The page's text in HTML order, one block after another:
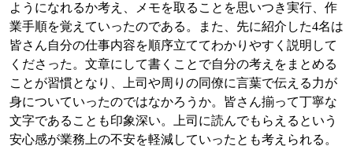
ようになれるか考え、メモを取ることを思いつき実行、作
業手順を覚えていったのである。また、先に紹介した4名は
皆さん自分の仕事内容を順序立ててわかりやすく説明して
くださった。文章にして書くことで自分の考えをまとめる
ことが習慣となり、上司や周りの同僚に言葉で伝える力が
身についていったのではなかろうか。皆さん揃って丁寧な
文字であることも印象深い。上司に読んでもらえるという
安心感が業務上の不安を軽減していったとも考えられる。